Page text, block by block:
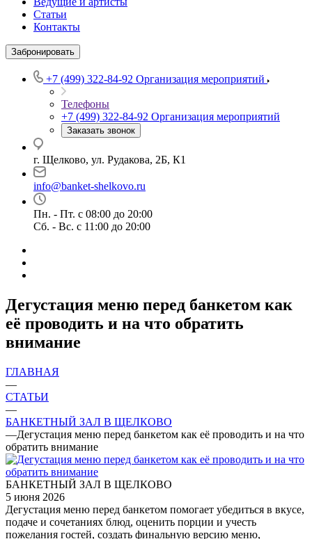
Статьи
Контакты
Забронировать
+7 (499) 322-84-92 Организация мероприятий
Телефоны
+7 (499) 322-84-92 Организация мероприятий
Заказать звонок
г. Щелково, ул. Рудакова, 2Б, К1
info@banket-shelkovo.ru
Пн. - Пт. с 08:00 до 20:00
Сб. - Вс. с 11:00 до 20:00
Дегустация меню перед банкетом как
её проводить и на что обратить
внимание
ГЛАВНАЯ
—
СТАТЬИ
—
БАНКЕТНЫЙ ЗАЛ В ЩЕЛКОВО
—Дегустация меню перед банкетом как её проводить и на что
обратить внимание
БАНКЕТНЫЙ ЗАЛ В ЩЕЛКОВО
5 июня 2026
Дегустация меню перед банкетом помогает убедиться в вкусе,
подаче и сочетаниях блюд, оценить порции и учесть
пожелания гостей, создать финальную версию меню,